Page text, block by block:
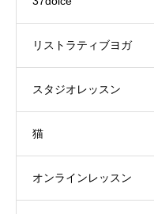
リストラティブヨガ
スタジオレッスン
猫
オンラインレッスン